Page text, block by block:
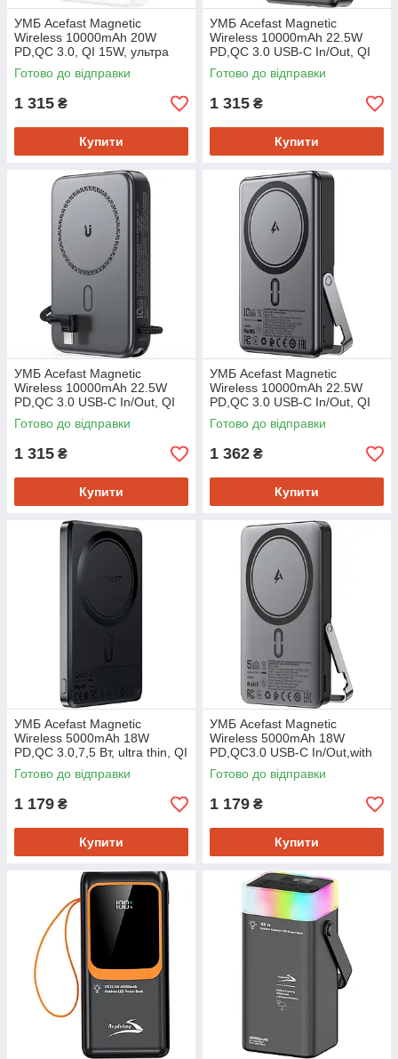
УМБ Acefast Magnetic
Wireless 10000mAh 20W
PD,QC 3.0, QI 15W, ультра
тонкий, M26 White
Готово до відправки
1 315 ₴
Купити
УМБ Acefast Magnetic
Wireless 10000mAh 22.5W
PD,QC 3.0 USB-C In/Out, QI
15W M18 Black
Готово до відправки
1 315 ₴
Купити
УМБ Acefast Magnetic
Wireless 10000mAh 22.5W
PD,QC 3.0 USB-C In/Out, QI
15W M24 Metal Gray
Готово до відправки
1 315 ₴
Купити
УМБ Acefast Magnetic
Wireless 10000mAh 22.5W
PD,QC 3.0 USB-C In/Out, QI
15W, with holder M17 Black
Готово до відправки
1 362 ₴
Купити
УМБ Acefast Magnetic
Wireless 5000mAh 18W
PD,QC 3.0,7,5 Вт, ultra thin, QI
M8 Black
Готово до відправки
1 179 ₴
Купити
УМБ Acefast Magnetic
Wireless 5000mAh 18W
PD,QC3.0 USB-C In/Out,with
holder, ультра тонкий M16
Black
Готово до відправки
1 179 ₴
Купити